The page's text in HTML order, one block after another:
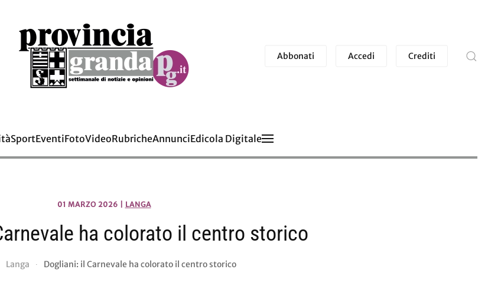
Abbonati Accedi Crediti
SportEventiFotoVideoRubricheAnnunciEdicola Digitale
01 MARZO 2026 LANGA
ha colorato il centro storico
Langa Dogliani: il Carnevale ha colorato il centro storico